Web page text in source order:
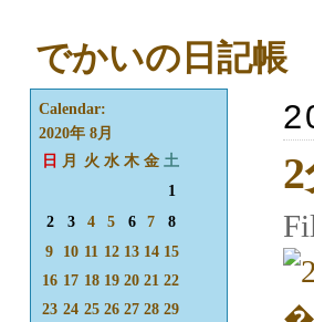
でかいの日記帳
Calendar:
2020年 8月
日
月 火 水 木 金 土
1
2
3 4 5 6 7
8
9
10 11 12 13 14 15
16 17 18 19 20 21 22
23 24 25 26 27 28 29